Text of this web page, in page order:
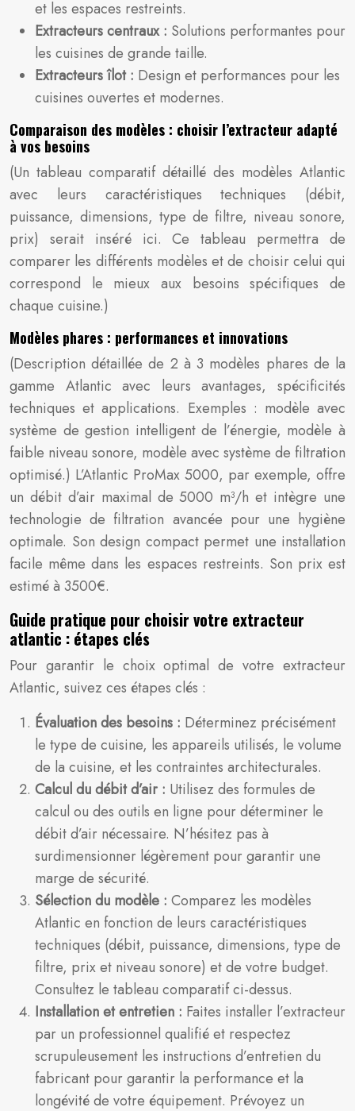
et les espaces restreints.
Extracteurs centraux : Solutions performantes pour
les cuisines de grande taille.
Extracteurs îlot : Design et performances pour les
cuisines ouvertes et modernes.
Comparaison des modèles : choisir l’extracteur adapté
à vos besoins
(Un tableau comparatif détaillé des modèles Atlantic
avec leurs caractéristiques techniques (débit,
puissance, dimensions, type de filtre, niveau sonore,
prix) serait inséré ici. Ce tableau permettra de
comparer les différents modèles et de choisir celui qui
correspond le mieux aux besoins spécifiques de
chaque cuisine.)
Modèles phares : performances et innovations
(Description détaillée de 2 à 3 modèles phares de la
gamme Atlantic avec leurs avantages, spécificités
techniques et applications. Exemples : modèle avec
système de gestion intelligent de l’énergie, modèle à
faible niveau sonore, modèle avec système de filtration
optimisé.) L’Atlantic ProMax 5000, par exemple, offre
un débit d’air maximal de 5000 m³/h et intègre une
technologie de filtration avancée pour une hygiène
optimale. Son design compact permet une installation
facile même dans les espaces restreints. Son prix est
estimé à 3500€.
Guide pratique pour choisir votre extracteur
atlantic : étapes clés
Pour garantir le choix optimal de votre extracteur
Atlantic, suivez ces étapes clés :
Évaluation des besoins : Déterminez précisément
le type de cuisine, les appareils utilisés, le volume
de la cuisine, et les contraintes architecturales.
Calcul du débit d’air : Utilisez des formules de
calcul ou des outils en ligne pour déterminer le
débit d’air nécessaire. N’hésitez pas à
surdimensionner légèrement pour garantir une
marge de sécurité.
Sélection du modèle : Comparez les modèles
Atlantic en fonction de leurs caractéristiques
techniques (débit, puissance, dimensions, type de
filtre, prix et niveau sonore) et de votre budget.
Consultez le tableau comparatif ci-dessus.
Installation et entretien : Faites installer l’extracteur
par un professionnel qualifié et respectez
scrupuleusement les instructions d’entretien du
fabricant pour garantir la performance et la
longévité de votre équipement. Prévoyez un